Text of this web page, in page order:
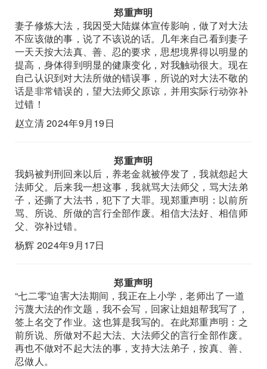
郑重声明
妻子修炼大法，我因受大陆媒体宣传影响，做了对大法
不应该做的事，说了不该说的话。几年来自己看到妻子
一天天按大法真、善、忍的要求，思想境界得以明显的
提高，身体得到明显的健康变化，对我触动很大。现在
自己认识到对大法所做的错误事，所说的对大法不敬的
话是非常错误的，望大法师父原谅，并用实际行动弥补
过错！
赵立清 2024年9月19日
郑重声明
我妈被判刑回来以后，养老金就被停发了，我就怨起大
法师父。后来我一想这事，我就骂大法师父，骂大法弟
子，还撕了大法书，犯下了大罪。现郑重声明：以前所
骂、所说、所做的言行全部作废。相信大法好、相信师
父、弥补过错。
杨辉 2024年9月17日
郑重声明
“七二零”迫害大法期间，我正在上小学，老师出了一道
污蔑大法的作文题，我不会写，回家让姐姐帮我写了，
签上名交了作业。这也算是我写的。在此郑重声明：之
前所说、所做对不起大法、大法师父的言行全部作废。
再也不做对不起大法的事，支持大法弟子，按真、善、
忍做人。